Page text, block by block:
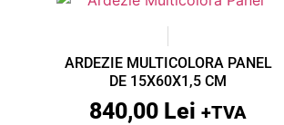
ARDEZIE MULTICOLORA PANEL
DE 15X60X1,5 CM
840,00 Lei +TVA